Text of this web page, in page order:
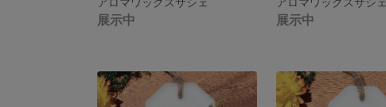
展示中 展示中